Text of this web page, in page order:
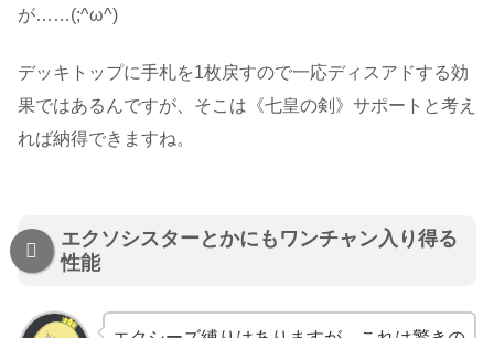
が……(;^ω^)
デッキトップに手札を1枚戻すので一応ディスアドする効
果ではあるんですが、そこは《七皇の剣》サポートと考え
れば納得できますね。
エクソシスターとかにもワンチャン入り得る
性能